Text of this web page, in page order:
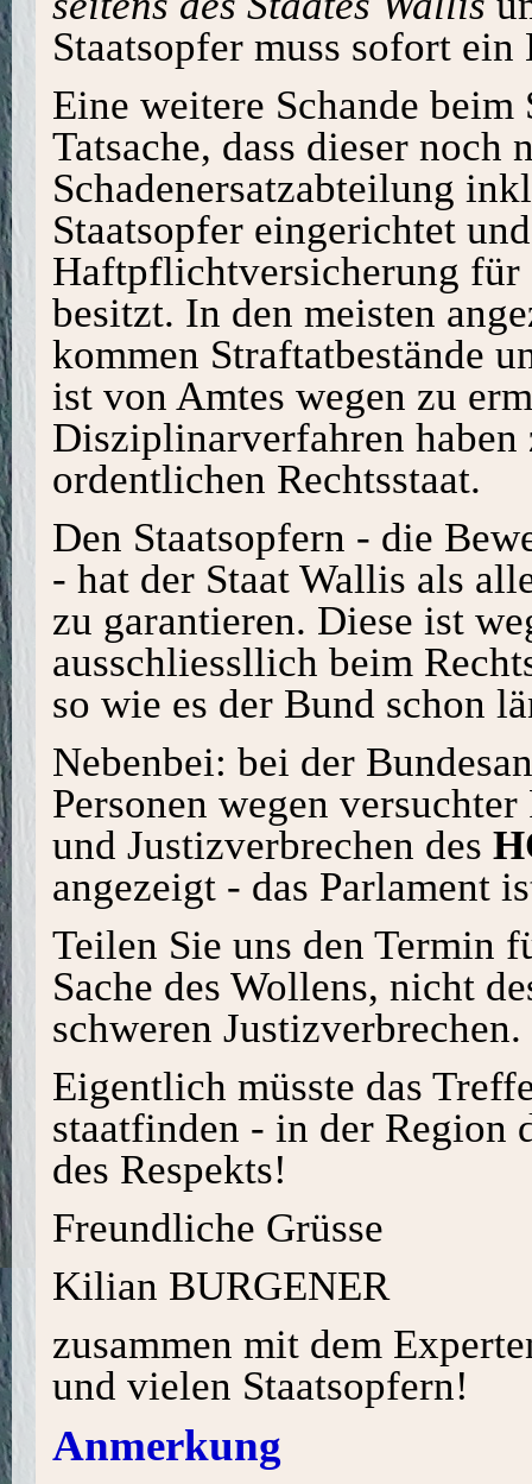
Staatsopfer muss sofort ein
Eine weitere Schande
Tatsache, dass dieser noch
Schadenersatzabteilung
Staatsopfer eingerichtet
Haftpflichtversicherung für
besitzt. In den meisten
kommen Straftatbestände
ist von Amtes wegen zu
Disziplinarverfahren
ordentlichen Rechtsstaat.
Den Staatsopfern - die
- hat der Staat Wallis als
zu garantieren. Diese ist
ausschliessllich beim
so wie es der Bund schon
Nebenbei: bei der
Personen wegen
und Justizverbrechen des
angezeigt - das Parlament
Teilen Sie uns den Termin
Sache des Wollens, nicht
schweren Justizverbrechen.
Eigentlich müsste das
staatfinden - in der Region
des Respekts!
Freundliche Grüsse
Kilian BURGENER
zusammen mit dem
und vielen Staatsopfern!
Anmerkung